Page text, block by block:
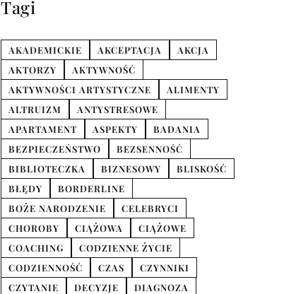
Tagi
AKADEMICKIE AKCEPTACJA
AKCJA
AKTORZY
AKTYWNOŚĆ
AKTYWNOŚCI ARTYSTYCZNE
ALIMENTY
ALTRUIZM
ANTYSTRESOWE
APARTAMENT
ASPEKTY
BADANIA
BEZPIECZEŃSTWO
BEZSENNOŚĆ
BIBLIOTECZKA
BIZNESOWY
BLISKOŚĆ
BŁĘDY
BORDERLINE
BOŻE NARODZENIE
CELEBRYCI
CHOROBY
CIĄŻOWA
CIĄŻOWE
COACHING
CODZIENNE ŻYCIE
CODZIENNOŚĆ
CZAS
CZYNNIKI
CZYTANIE
DECYZJE
DIAGNOZA